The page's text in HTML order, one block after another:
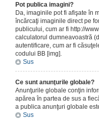
Pot publica imagini?
Da, imaginile pot fi afişate în
încărcaţi imaginile direct pe
publicului, cum ar fi http://
calculatorul dumneavoastră
autentificare, cum ar fi
codului BB [img].
Sus
Ce sunt anunţurile globale?
Anunţurile globale conţin
apărea în partea de sus a
a publica anunţuri globale
Sus